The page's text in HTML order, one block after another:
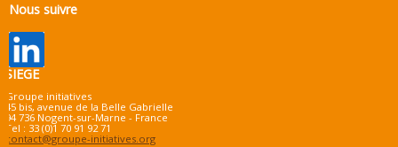
Nous suivre
SIEGE
Groupe initiatives
45 bis, avenue de la Belle Gabrielle
94 736 Nogent-sur-Marne - France
Tel : 33 (0)1 70 91 92 71
contact@groupe-initiatives.org